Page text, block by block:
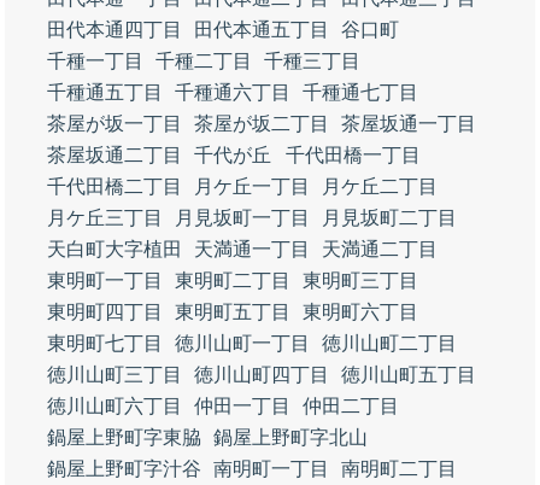
田代本通四丁目
田代本通五丁目
谷口町
千種一丁目
千種二丁目
千種三丁目
千種通五丁目
千種通六丁目
千種通七丁目
茶屋が坂一丁目
茶屋が坂二丁目
茶屋坂通一丁目
茶屋坂通二丁目
千代が丘
千代田橋一丁目
千代田橋二丁目
月ケ丘一丁目
月ケ丘二丁目
月ケ丘三丁目
月見坂町一丁目
月見坂町二丁目
天白町大字植田
天満通一丁目
天満通二丁目
東明町一丁目
東明町二丁目
東明町三丁目
東明町四丁目
東明町五丁目
東明町六丁目
東明町七丁目
徳川山町一丁目
徳川山町二丁目
徳川山町三丁目
徳川山町四丁目
徳川山町五丁目
徳川山町六丁目
仲田一丁目
仲田二丁目
鍋屋上野町字東脇
鍋屋上野町字北山
鍋屋上野町字汁谷
南明町一丁目
南明町二丁目